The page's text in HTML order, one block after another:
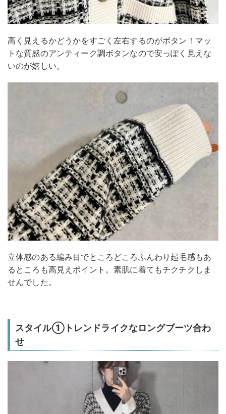
高く見えるかどうかをすごく左右するのがボタン！マッ
トな質感のアンティーク調ボタンなので安っぽく見えな
いのが嬉しい。
立体感のある編み目でところどころふんわり起毛感もあ
るところも高見えポイント。素肌に着てもチクチクしま
せんでした。
スタイル①トレンドライクなロングブーツ合わ
せ